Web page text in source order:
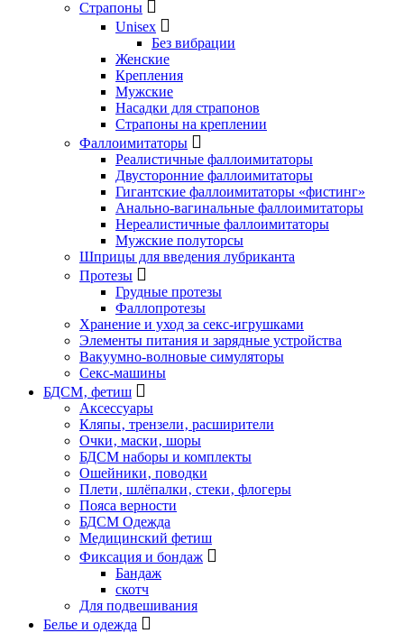
Страпоны
Unisex
Без вибрации
Женские
Крепления
Мужские
Насадки для страпонов
Страпоны на креплении
Фаллоимитаторы
Реалистичные фаллоимитаторы
Двусторонние фаллоимитаторы
Гигантские фаллоимитаторы «фистинг»
Анально-вагинальные фаллоимитаторы
Нереалистичные фаллоимитаторы
Мужские полуторсы
Шприцы для введения лубриканта
Протезы
Грудные протезы
Фаллопротезы
Хранение и уход за секс-игрушками
Элементы питания и зарядные устройства
Вакуумно-волновые симуляторы
Секс-машины
БДСМ‚ фетиш
Аксессуары
Кляпы‚ трензели‚ расширители
Очки‚ маски‚ шоры
БДСМ наборы и комплекты
Ошейники‚ поводки
Плети‚ шлёпалки‚ стеки‚ флогеры
Пояса верности
БДСМ Одежда
Медицинский фетиш
Фиксация и бондаж
Бандаж
скотч
Для подвешивания
Белье и одежда